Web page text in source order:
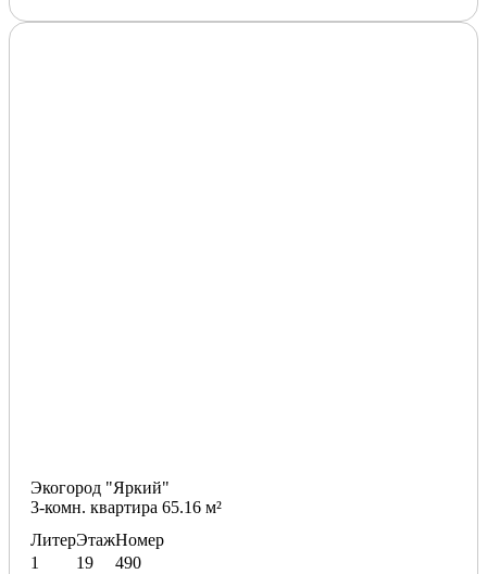
Экогород "Яркий"
3-комн. квартира 65.16 м²
Литер
1
Этаж
19
Номер
490